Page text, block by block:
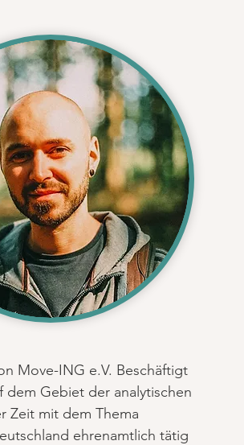
Move-ING e.V. Beschäftigt
dem Gebiet der analytischen
Zeit mit dem Thema
ehrenamtlich tätig